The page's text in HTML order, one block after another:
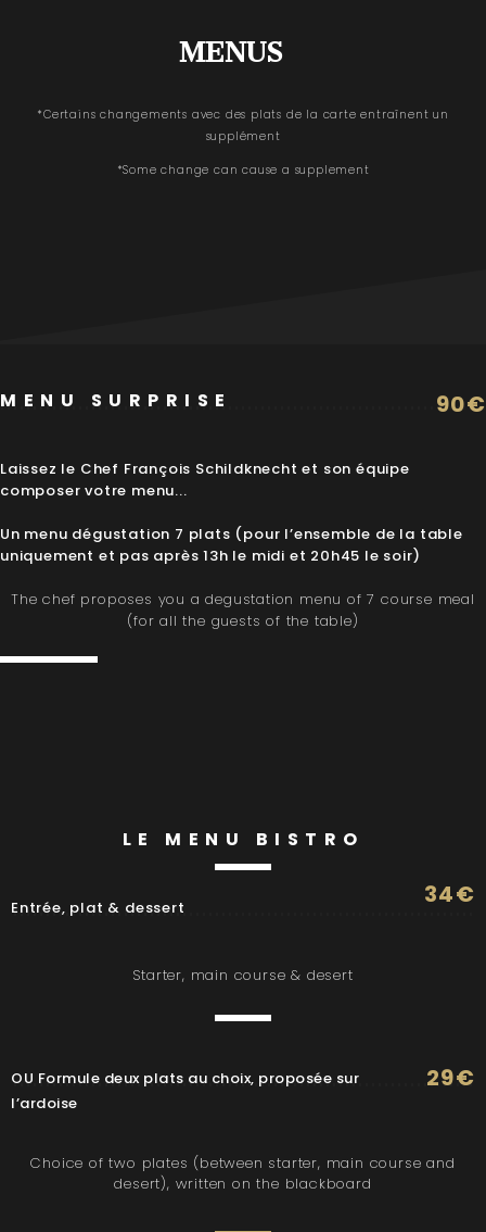
MENUS
*Certains changements avec des plats de la carte entraînent un
supplément
*Some change can cause a supplement
MENU SURPRISE 90€
Laissez le Chef François Schildknecht et son équipe
composer votre menu...
Un menu dégustation 7 plats (pour l’ensemble de la table
uniquement et pas après 13h le midi et 20h45 le soir)
The chef proposes you a degustation menu of 7 course meal
(for all the guests of the table)
LE MENU BISTRO
Entrée, plat & dessert 34€
Starter, main course & desert
OU Formule deux plats au choix, proposée sur
l’ardoise
29€
Choice of two plates (between starter, main course and
desert), written on the blackboard